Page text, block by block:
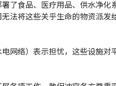
了食品、医疗用品、供水净化
法将这些关乎生命的物资派发
网络）表示担忧，这些设施对